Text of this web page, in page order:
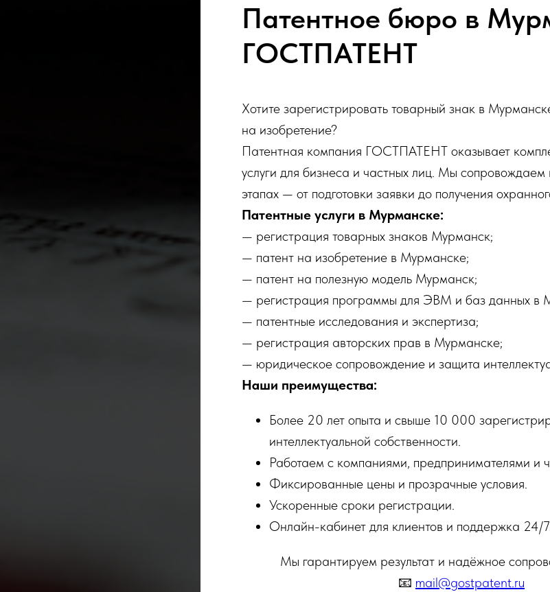
Патентное бюро в
ГОСТПАТЕНТ
Хотите зарегистрировать товарный знак в
на изобретение?
Патентная компания ГОСТПАТЕНТ оказывает
услуги для бизнеса и частных лиц. Мы сопровождаем
этапах — от подготовки заявки до получения
Патентные услуги в Мурманске:
— регистрация товарных знаков Мурманск;
— патент на изобретение в Мурманске;
— патент на полезную модель Мурманск;
— регистрация программы для ЭВМ и баз данных в
— патентные исследования и экспертиза;
— регистрация авторских прав в Мурманске;
— юридическое сопровождение и защита
Наши преимущества:
Более 20 лет опыта и свыше 10 000
интеллектуальной собственности.
Работаем с компаниями, предпринимателями и
Фиксированные цены и прозрачные условия.
Ускоренные сроки регистрации.
Онлайн-кабинет для клиентов и поддержка 24/
Мы гарантируем результат и надёжное
📧 mail@gostpatent.ru